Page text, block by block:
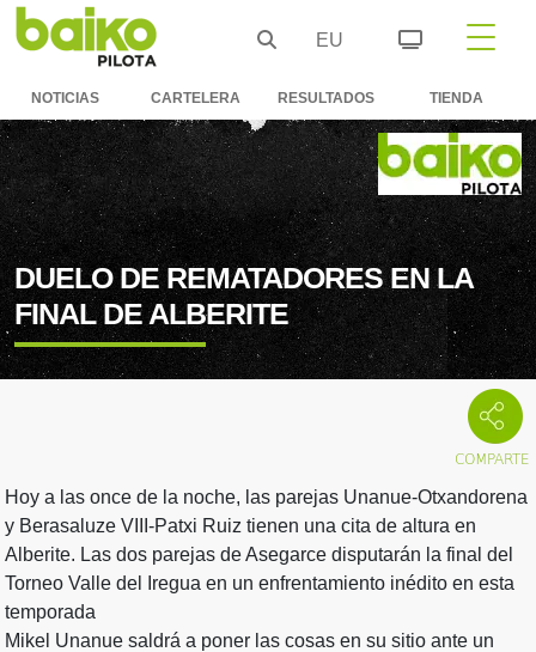
EU
NOTICIAS CARTELERA RESULTADOS TIENDA
DUELO DE REMATADORES EN LA
FINAL DE ALBERITE
Hoy a las once de la noche, las parejas Unanue-Otxandorena
y Berasaluze VIII-Patxi Ruiz tienen una cita de altura en
Alberite. Las dos parejas de Asegarce disputarán la final del
Torneo Valle del Iregua en un enfrentamiento inédito en esta
temporada
Mikel Unanue saldrá a poner las cosas en su sitio ante un